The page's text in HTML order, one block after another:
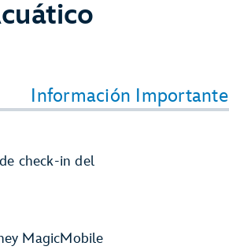
Información Importante
check-in del
MagicMobile